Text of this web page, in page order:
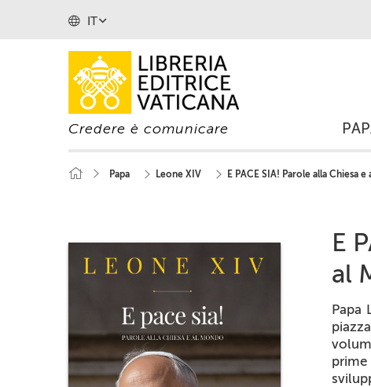
IT
Credere è comunicare
Papa Leone XIV E PACE SIA! Parole alla Chiesa
E
al
Papa